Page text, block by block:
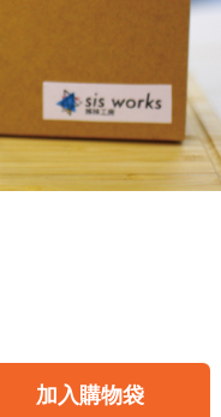
加入購物袋